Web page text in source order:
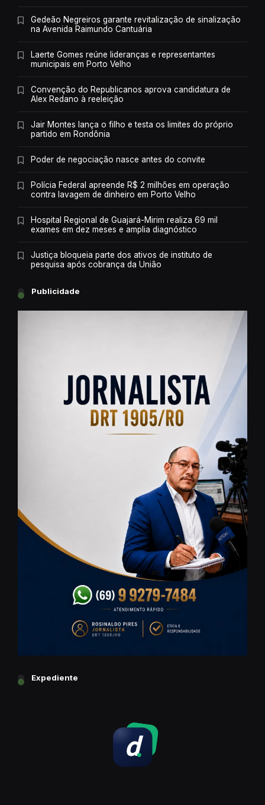
Gedeão Negreiros garante revitalização de sinalização
na Avenida Raimundo Cantuária
Laerte Gomes reúne lideranças e representantes
municipais em Porto Velho
Convenção do Republicanos aprova candidatura de
Alex Redano à reeleição
Jair Montes lança o filho e testa os limites do próprio
partido em Rondônia
Poder de negociação nasce antes do convite
Polícia Federal apreende R$ 2 milhões em operação
contra lavagem de dinheiro em Porto Velho
Hospital Regional de Guajará-Mirim realiza 69 mil
exames em dez meses e amplia diagnóstico
Justiça bloqueia parte dos ativos de instituto de
pesquisa após cobrança da União
Publicidade
Expediente